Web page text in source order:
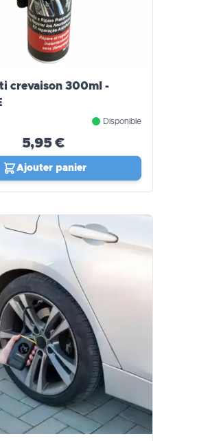
crevaison 300ml -
Disponible
5,95 €
Ajouter panier